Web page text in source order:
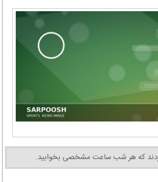
که هر شب ساعت مشخصی بخوابید.